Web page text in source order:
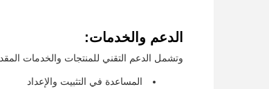
الدعم والخدمات:
وتشمل الدعم التقني للمنتجات والخدمات
المساعدة في التثبيت والإعداد